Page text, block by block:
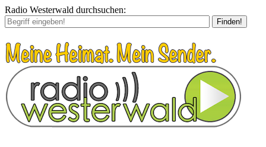
Radio Westerwald durchsuchen:
Finden!